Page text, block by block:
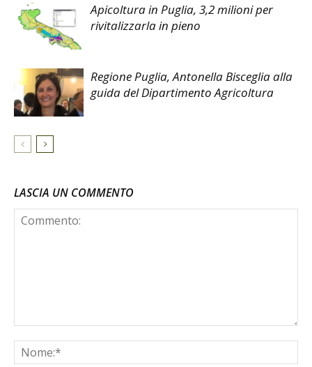
Apicoltura in Puglia, 3,2 milioni per
rivitalizzarla in pieno
Regione Puglia, Antonella Bisceglia alla
guida del Dipartimento Agricoltura
LASCIA UN COMMENTO